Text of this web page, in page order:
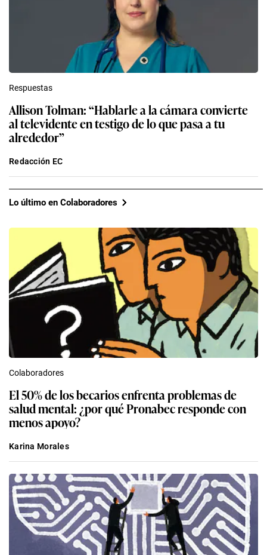
Respuestas
Allison Tolman: “Hablarle a la cámara convierte
al televidente en testigo de lo que pasa a tu
alrededor”
Redacción EC
Lo último en Colaboradores
Colaboradores
El 50% de los becarios enfrenta problemas de
salud mental: ¿por qué Pronabec responde con
menos apoyo?
Karina Morales